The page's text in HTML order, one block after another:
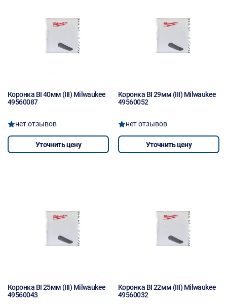
Коронка BI 40мм (III) Milwaukee
49560087
нет отзывов
Уточнить цену
Коронка BI 29мм (III) Milwaukee
49560052
нет отзывов
Уточнить цену
Коронка BI 25мм (III) Milwaukee
49560043
Коронка BI 22мм (III) Milwaukee
49560032